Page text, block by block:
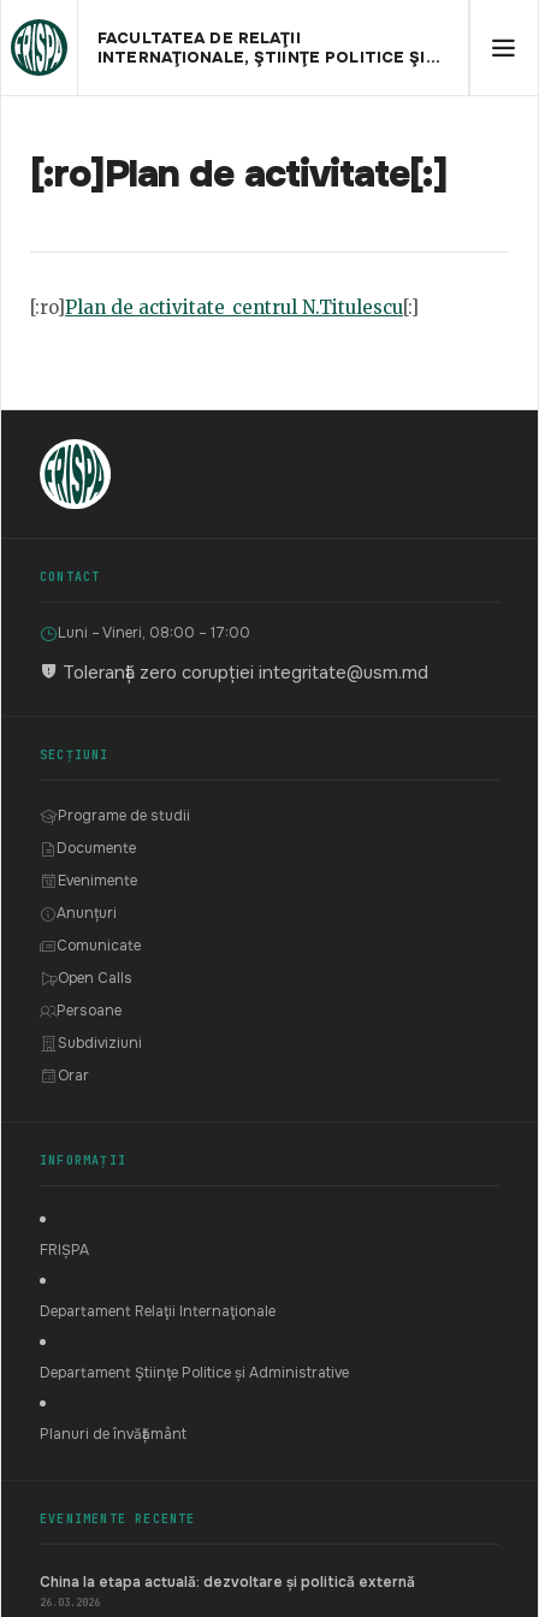
FACULTATEA DE RELAŢII
INTERNAŢIONALE, ŞTIINŢE POLITICE ŞI
[:ro]Plan de activitate[:]
[:ro]Plan de activitate_centrul N.Titulescu[:]
CONTACT
Luni – Vineri, 08:00 – 17:00
Toleranță zero corupției integritate@usm.md
SECȚIUNI
Programe de studii
Documente
Evenimente
Anunțuri
Comunicate
Open Calls
Persoane
Subdiviziuni
Orar
INFORMAȚII
FRIȘPA
Departament Relaţii Internaţionale
Departament Ştiinţe Politice și Administrative
Planuri de învățământ
EVENIMENTE RECENTE
China la etapa actuală: dezvoltare și politică externă
26.03.2026